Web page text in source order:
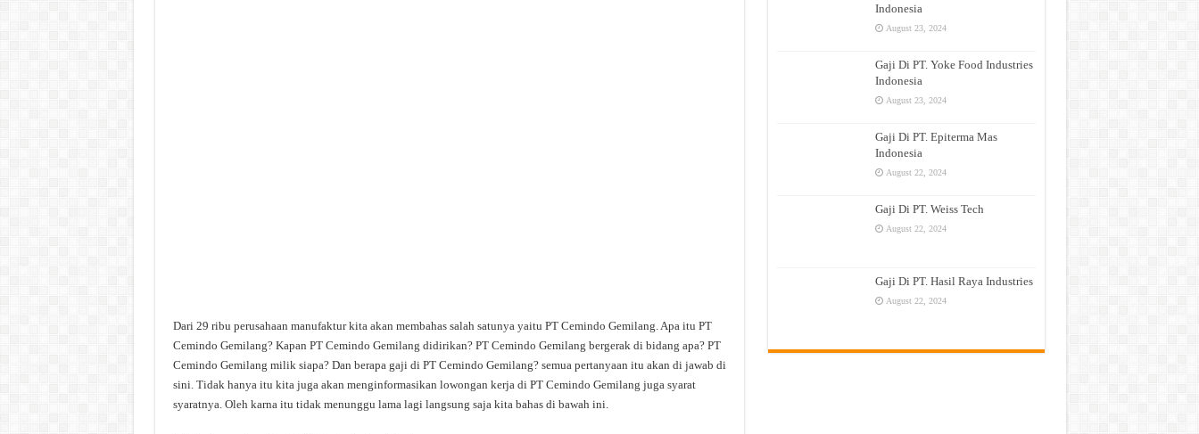
Dari 29 ribu perusahaan manufaktur kita akan membahas salah satunya yaitu PT Cemindo Gemilang. Apa itu PT
Cemindo Gemilang? Kapan PT Cemindo Gemilang didirikan? PT Cemindo Gemilang bergerak di bidang apa? PT
Cemindo Gemilang milik siapa? Dan berapa gaji di PT Cemindo Gemilang? semua pertanyaan itu akan di jawab di
sini. Tidak hanya itu kita juga akan menginformasikan lowongan kerja di PT Cemindo Gemilang juga syarat
syaratnya. Oleh karna itu tidak menunggu lama lagi langsung saja kita bahas di bawah ini.
Indonesia
August 23, 2024
Gaji Di PT. Yoke Food Industries
Indonesia
August 23, 2024
Gaji Di PT. Epiterma Mas
Indonesia
August 22, 2024
Gaji Di PT. Weiss Tech
August 22, 2024
Gaji Di PT. Hasil Raya Industries
August 22, 2024